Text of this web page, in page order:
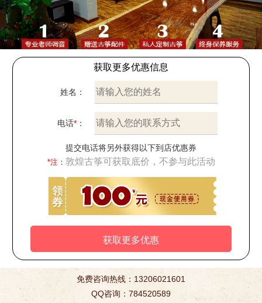
获取更多优惠信息
姓名：
电话*：
提交电话将另外获得以下到店优惠券
*注 ： 敦煌古筝可获取底价，不参与此活动
免费咨询热线：13206021601
QQ咨询：784520589